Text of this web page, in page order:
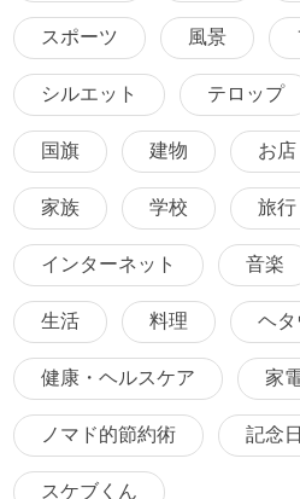
スポーツ 風景
シルエット テロップ
国旗 建物 お店
家族 学校 旅行
インターネット 音楽
生活 料理 ヘタ
健康・ヘルスケア 家
ノマド的節約術 記念
スケブくん